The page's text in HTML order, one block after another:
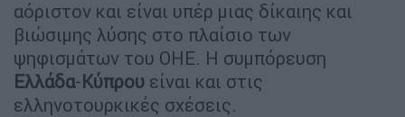
αόριστον και είναι υπέρ μιας δίκαιης και
βιώσιμης λύσης στο πλαίσιο των
ψηφισμάτων του ΟΗΕ. Η συμπόρευση
Ελλάδα-Κύπρου είναι και στις
ελληνοτουρκικές σχέσεις.